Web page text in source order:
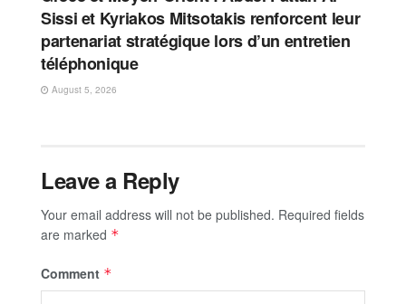
Sissi et Kyriakos Mitsotakis renforcent leur
partenariat stratégique lors d’un entretien
téléphonique
August 5, 2026
Leave a Reply
Your email address will not be published. Required fields
are marked *
Comment *